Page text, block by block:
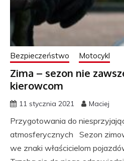
Bezpieczeństwo Motocykl
Zima – sezon nie
kierowcom
11 stycznia 2021 Maciej
Przygotowania do
atmosferycznych Sezon
we znaki właścicielom